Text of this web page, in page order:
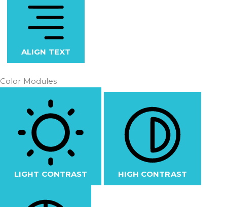
ALIGN TEXT
Color Modules
LIGHT CONTRAST HIGH CONTRAST